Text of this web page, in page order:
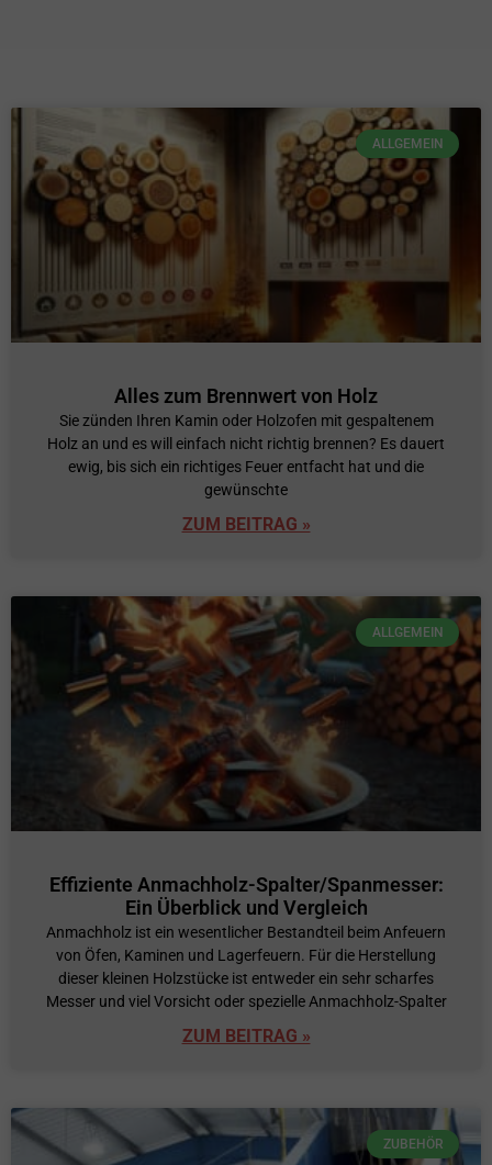
ALLGEMEIN
Alles zum Brennwert von Holz
Sie zünden Ihren Kamin oder Holzofen mit gespaltenem
Holz an und es will einfach nicht richtig brennen? Es dauert
ewig, bis sich ein richtiges Feuer entfacht hat und die
gewünschte
ZUM BEITRAG »
ALLGEMEIN
Effiziente Anmachholz-Spalter/Spanmesser:
Ein Überblick und Vergleich
Anmachholz ist ein wesentlicher Bestandteil beim Anfeuern
von Öfen, Kaminen und Lagerfeuern. Für die Herstellung
dieser kleinen Holzstücke ist entweder ein sehr scharfes
Messer und viel Vorsicht oder spezielle Anmachholz-Spalter
ZUM BEITRAG »
ZUBEHÖR